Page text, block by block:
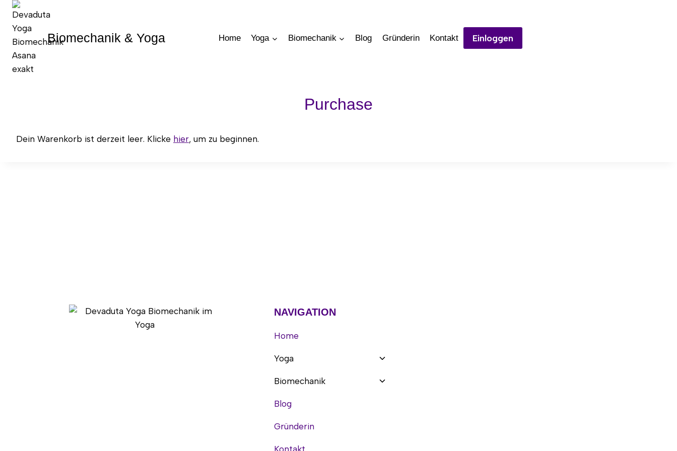
Zum
Inhalt
springen
Biomechanik & Yoga Home Yoga Biomechanik Blog Gründerin Kontakt Einloggen
Purchase
Dein Warenkorb ist derzeit leer. Klicke hier, um zu beginnen.
NAVIGATION
Home
Yoga
Untermenü
Biomechanik
Untermenü
Blog
Gründerin
Kontakt